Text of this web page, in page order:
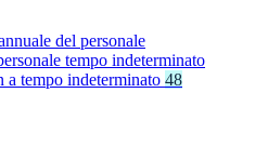
del personale
tempo indeterminato
a tempo indeterminato 48